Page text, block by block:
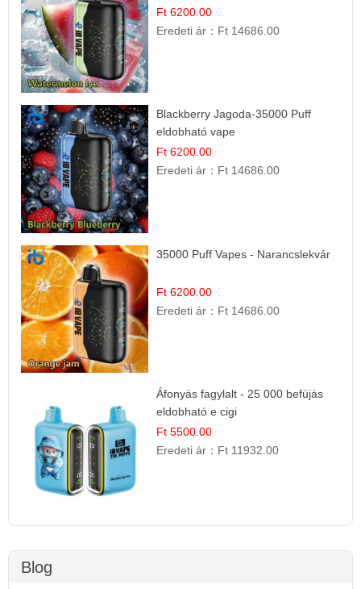
Ft 6200.00
Eredeti ár： Ft 14686.00
Blackberry Jagoda-35000 Puff
eldobható vape
Ft 6200.00
Eredeti ár： Ft 14686.00
35000 Puff Vapes - Narancslekvár
Ft 6200.00
Eredeti ár： Ft 14686.00
Áfonyás fagylalt - 25 000 befújás
eldobható e cigi
Ft 5500.00
Eredeti ár： Ft 11932.00
Blog